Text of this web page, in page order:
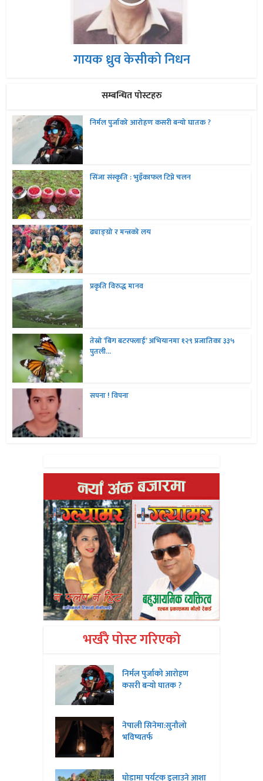
गायक ध्रुव केसीको निधन
सम्बन्धित पोस्टहरु
निर्मल पुर्जाको आरोहण कसरी बन्यो घातक ?
सिंजा संस्कृति : भुइँकाफल टिप्ने चलन
ढ्याङ्ग्रो र मन्त्रको लय
प्रकृति विरुद्ध मानव
तेस्रो ‘बिग बटरफ्लाई’ अभियानमा १२९ प्रजातिका ३३५
पुतली...
सपना ! विपना
भर्खरै पोस्ट गरिएको
निर्मल पुर्जाको आरोहण
कसरी बन्यो घातक ?
नेपाली सिनेमा:सुनौलो
भविष्यतर्फ
घोडामा पर्यटक डुलाउने आशा